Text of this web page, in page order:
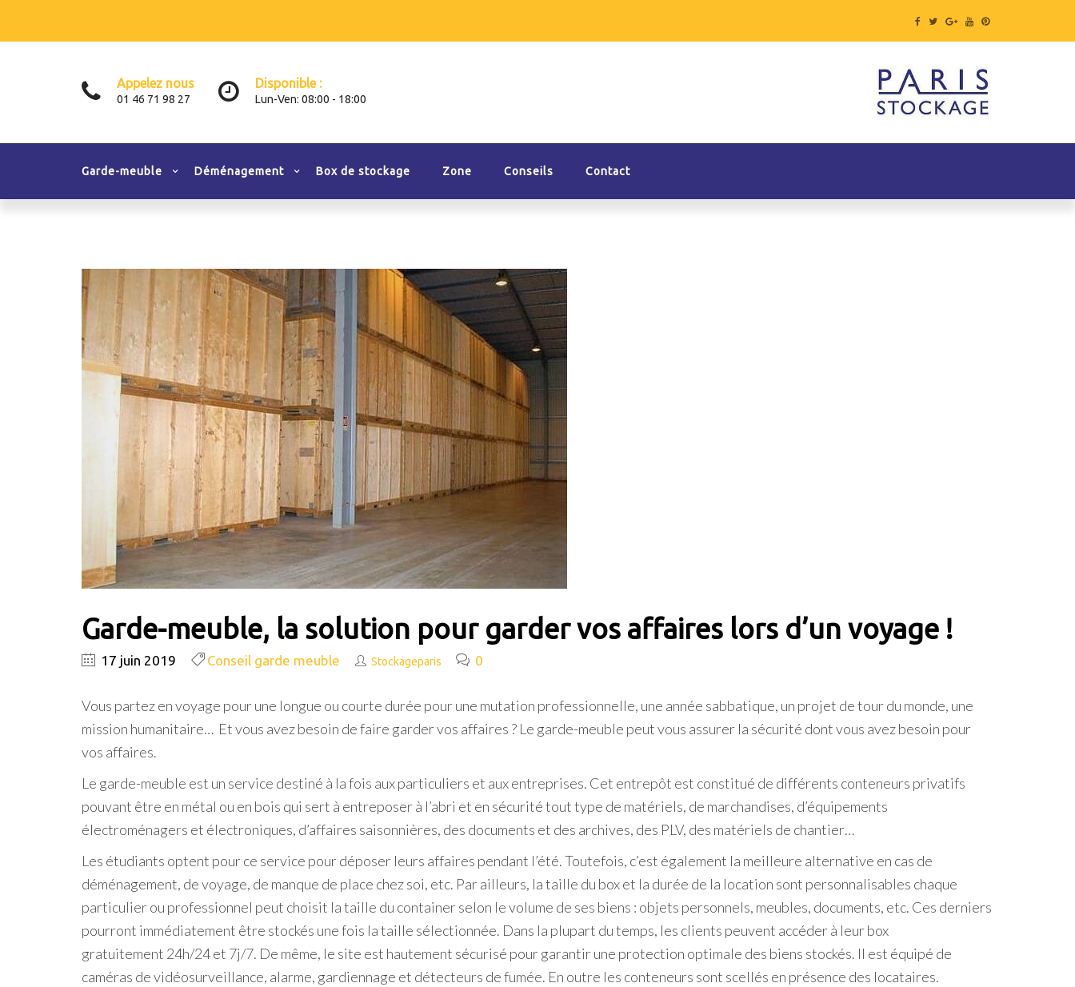
Appelez nous
01 46 71 98 27
Disponible :
Lun-Ven: 08:00 - 18:00
Garde-meuble Déménagement Box de stockage Zone Conseils Contact
Garde-meuble, la solution pour garder vos affaires lors d’un voyage !
17 juin 2019 Conseil garde meuble Stockageparis 0
Vous partez en voyage pour une longue ou courte durée pour une mutation professionnelle, une année sabbatique, un projet de tour du monde, une
mission humanitaire… Et vous avez besoin de faire garder vos affaires ? Le garde-meuble peut vous assurer la sécurité dont vous avez besoin pour
vos affaires.
Le garde-meuble est un service destiné à la fois aux particuliers et aux entreprises. Cet entrepôt est constitué de différents conteneurs privatifs
pouvant être en métal ou en bois qui sert à entreposer à l’abri et en sécurité tout type de matériels, de marchandises, d’équipements
électroménagers et électroniques, d’affaires saisonnières, des documents et des archives, des PLV, des matériels de chantier…
Les étudiants optent pour ce service pour déposer leurs affaires pendant l’été. Toutefois, c’est également la meilleure alternative en cas de
déménagement, de voyage, de manque de place chez soi, etc. Par ailleurs, la taille du box et la durée de la location sont personnalisables chaque
particulier ou professionnel peut choisit la taille du container selon le volume de ses biens : objets personnels, meubles, documents, etc. Ces derniers
pourront immédiatement être stockés une fois la taille sélectionnée. Dans la plupart du temps, les clients peuvent accéder à leur box
gratuitement 24h/24 et 7j/7. De même, le site est hautement sécurisé pour garantir une protection optimale des biens stockés. Il est équipé de
caméras de vidéosurveillance, alarme, gardiennage et détecteurs de fumée. En outre les conteneurs sont scellés en présence des locataires.